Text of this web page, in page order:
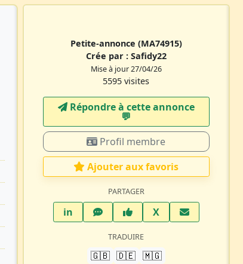
Petite-annonce (MA74915)
Crée par : Safidy22
Mise à jour 27/04/26
5595 visites
Répondre à cette annonce
💬​
Profil membre
Ajouter aux favoris
PARTAGER
inLinkedInWhatsAppFacebook
XTwitter X
TRADUIRE
🇬🇧 🇩🇪 🇲🇬